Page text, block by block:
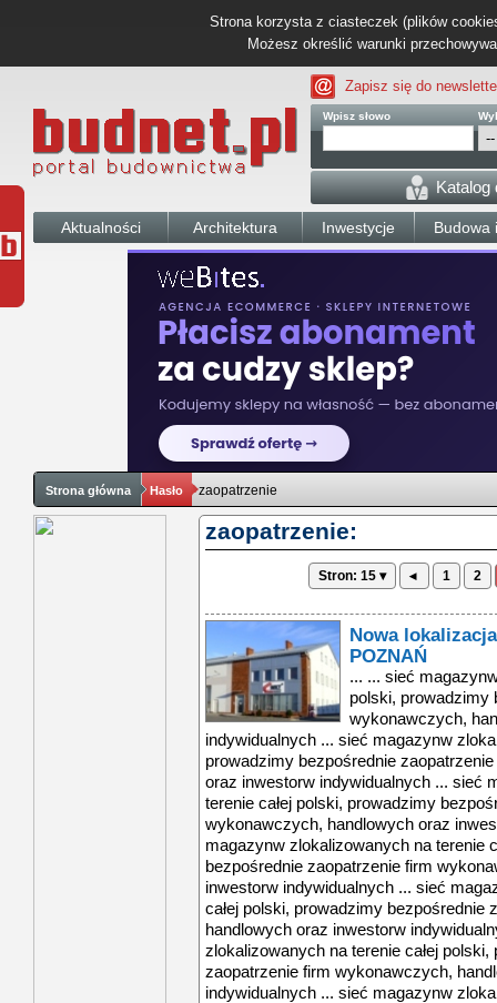
Strona korzysta z ciasteczek (plików
Możesz określić warunki
Zapisz się do
Wpisz słowo
Katalog
Aktualności Architektura Inwestycje Budowa
Strona główna Hasło zaopatrzenie
zaopatrzenie:
Stron: 15 ▾ ◂ 1 2
Nowa
POZNAŃ
... ... sieć
polski, prowadzimy
wykonawczych,
indywidualnych ... sieć magazynw
prowadzimy bezpośrednie
oraz inwestorw indywidualnych ... sieć
terenie całej polski, prowadzimy
wykonawczych, handlowych oraz
magazynw zlokalizowanych na terenie
bezpośrednie zaopatrzenie firm
inwestorw indywidualnych ... sieć
całej polski, prowadzimy
handlowych oraz inwestorw
zlokalizowanych na terenie całej
zaopatrzenie firm wykonawczych,
indywidualnych ... sieć magazynw